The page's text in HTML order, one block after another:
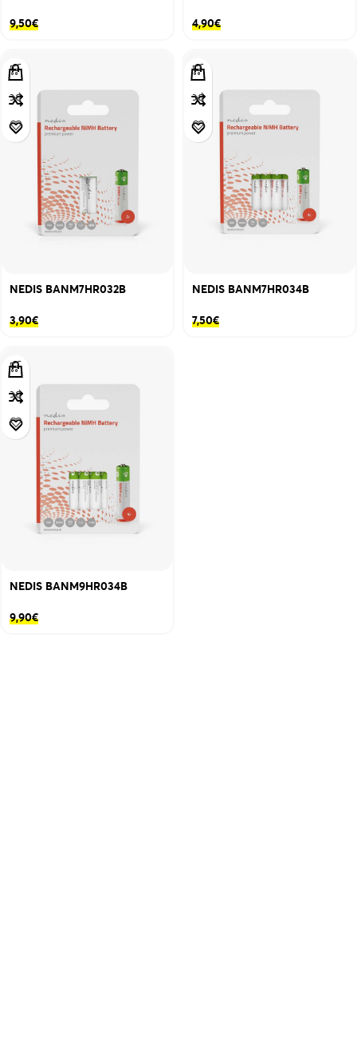
9,50€ 4,90€
NEDIS BANM7HR032B
3,90€
NEDIS BANM7HR034B
7,50€
NEDIS BANM9HR034B
9,90€